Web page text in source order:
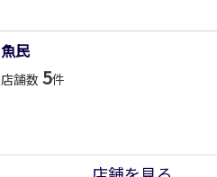
魚民
店舗数 5件